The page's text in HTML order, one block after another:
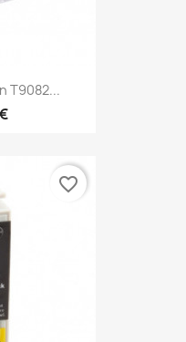
T9082...
favorite_border